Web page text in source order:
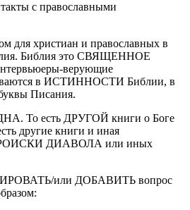
с православными
для христиан и православных в
Библия это СВЯЩЕННОЕ
верующие
в ИСТИННОСТИ Библии, в
Писания.
То есть ДРУГОЙ книги о Боге
другие книги и иная
ДИАВОЛА или иных
или ДОБАВИТЬ вопрос